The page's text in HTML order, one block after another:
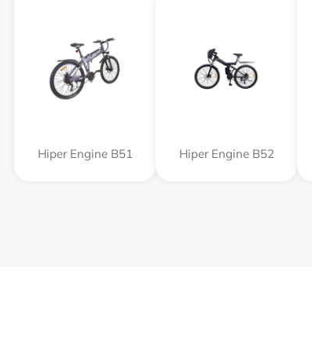
Hiper Engine B51 Hiper Engine B52